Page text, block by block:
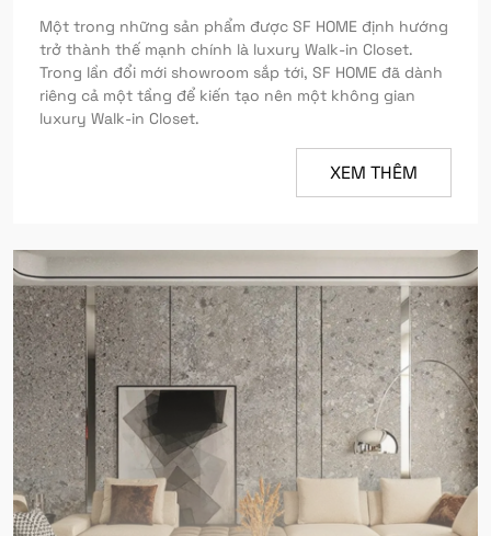
Một trong những sản phẩm được SF HOME định hướng
trở thành thế mạnh chính là luxury Walk-in Closet.
Trong lần đổi mới showroom sắp tới, SF HOME đã dành
riêng cả một tầng để kiến tạo nên một không gian
luxury Walk-in Closet.
XEM THÊM